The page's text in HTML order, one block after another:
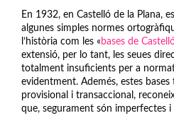
En 1932, en Castelló de la Plana,
algunes simples normes
l’història com les « bases de
extensió, per lo tant, les seues
totalment insuficients per a
evidentment. Ademés, estes
provisional i transaccional,
que, segurament són imperfectes i